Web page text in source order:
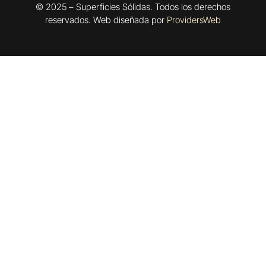
© 2025 – Superficies Sólidas. Todos los derechos
reservados. Web diseñada por ProvidersWeb